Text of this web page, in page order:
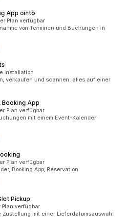
App ointo
Plan verfügbar
von Terminen und Buchungen in
Installation
verkaufen und scannen: alles auf einer
App
Plan verfügbar
mit einem Event-Kalender
Plan verfügbar
Booking App, Reservation
Pickup
Plan verfügbar
mit einer Lieferdatumsauswahl